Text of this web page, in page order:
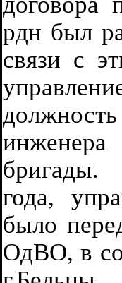
рдн был
связи с
года,
было
ОдВО, в